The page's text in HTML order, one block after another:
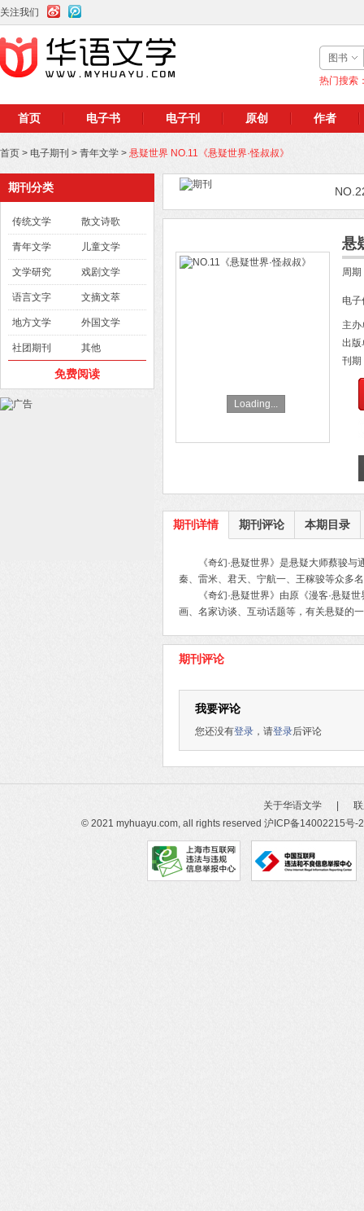
关注我们
图书
热门搜索
首页 电子书 电子刊 原创 作者
首页 > 电子期刊 > 青年文学 > 悬疑世界 NO.11《悬疑世界·怪叔叔》
期刊分类
传统文学 散文诗歌
青年文学 儿童文学
文学研究 戏剧文学
语言文字 文摘文萃
地方文学 外国文学
社团期刊 其他
免费阅读
Loading...
悬
周期
电子
主办
出版
刊期
期刊详情 期刊评论 本期目录
《奇幻·悬疑世界》是悬疑大师蔡骏
秦、雷米、君天、宁航一、王稼骏等众多
《奇幻·悬疑世界》由原《漫客·悬疑
画、名家访谈、互动话题等，有关悬疑的
期刊评论
我要评论
您还没有登录 ，请登录后评论
关于华语文学
© 2021 myhuayu.com, all rights reserved 沪ICP备14002215号-2